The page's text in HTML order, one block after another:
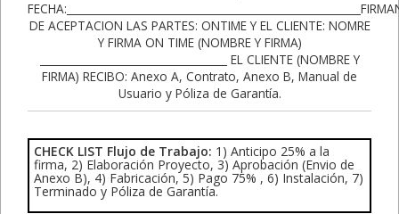
CHECK LIST Flujo de Trabajo: 1) Anticipo 25% a la
firma, 2) Elaboración Proyecto, 3) Aprobación (Envio de
Anexo B), 4) Fabricación, 5) Pago 75% , 6) Instalación, 7)
Terminado y Póliza de Garantía.